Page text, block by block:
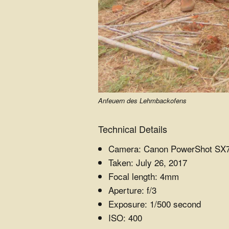
e
.
V
.
Anfeuern des Lehmbackofens
Technical Details
Camera: Canon PowerShot
Taken: July 26, 2017
Focal length: 4mm
Aperture: f/3
Exposure: 1/500 second
ISO: 400